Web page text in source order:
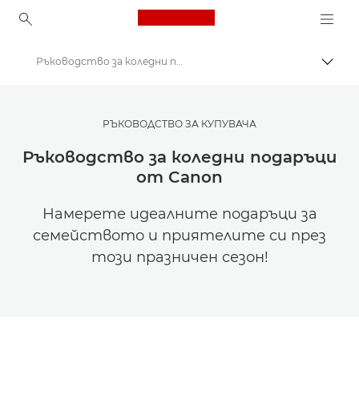
Canon Logo, back to
Вдъхновете се | Съвети за фотография и печат и ръководства за купувача
Съвети и техники за фотография и печат
Ръководство за коледни подаръци от Canon
РЪКОВОДСТВО ЗА КУПУВАЧА
Ръководство за коледни подаръци
от Canon
Намерете идеалните подаръци за
семейството и приятелите си през
този празничен сезон!